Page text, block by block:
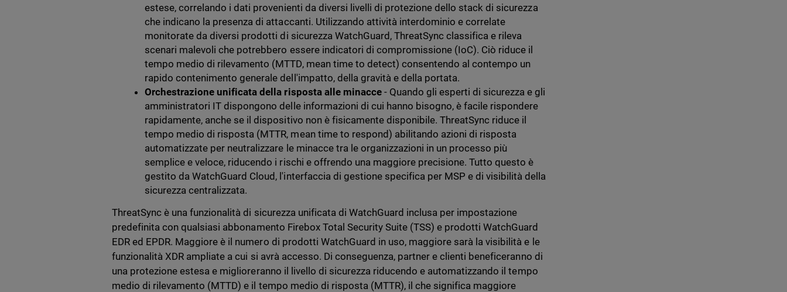
estese, correlando i dati provenienti da diversi livelli di protezione dello stack di sicurezza
che indicano la presenza di attaccanti. Utilizzando attività interdominio e correlate
monitorate da diversi prodotti di sicurezza WatchGuard, ThreatSync classifica e rileva
scenari malevoli che potrebbero essere indicatori di compromissione (IoC). Ciò riduce il
tempo medio di rilevamento (MTTD, mean time to detect) consentendo al contempo un
rapido contenimento generale dell'impatto, della gravità e della portata.
Orchestrazione unificata della risposta alle minacce - Quando gli esperti di sicurezza e gli
amministratori IT dispongono delle informazioni di cui hanno bisogno, è facile rispondere
rapidamente, anche se il dispositivo non è fisicamente disponibile. ThreatSync riduce il
tempo medio di risposta (MTTR, mean time to respond) abilitando azioni di risposta
automatizzate per neutralizzare le minacce tra le organizzazioni in un processo più
semplice e veloce, riducendo i rischi e offrendo una maggiore precisione. Tutto questo è
gestito da WatchGuard Cloud, l'interfaccia di gestione specifica per MSP e di visibilità della
sicurezza centralizzata.
ThreatSync è una funzionalità di sicurezza unificata di WatchGuard inclusa per impostazione
predefinita con qualsiasi abbonamento Firebox Total Security Suite (TSS) e prodotti WatchGuard
EDR ed EPDR. Maggiore è il numero di prodotti WatchGuard in uso, maggiore sarà la visibilità e le
funzionalità XDR ampliate a cui si avrà accesso. Di conseguenza, partner e clienti beneficeranno di
una protezione estesa e miglioreranno il livello di sicurezza riducendo e automatizzando il tempo
medio di rilevamento (MTTD) e il tempo medio di risposta (MTTR), il che significa maggiore